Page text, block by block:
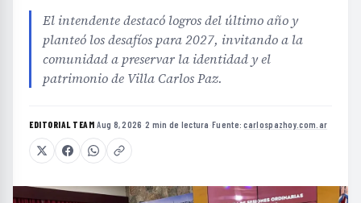
El intendente destacó logros del último año y
planteó los desafíos para 2027, invitando a la
comunidad a preservar la identidad y el
patrimonio de Villa Carlos Paz.
EDITORIAL TEAM·Aug 8, 2026 ·2 min de lectura ·Fuente:carlospazhoy.com.ar